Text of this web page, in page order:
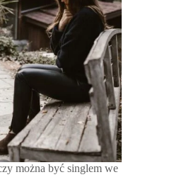
można być singlem we